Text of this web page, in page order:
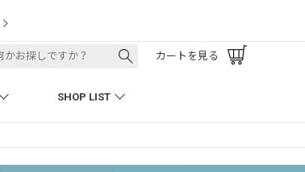
SHOP LIST
カートを見る